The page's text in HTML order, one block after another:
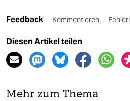
Feedback Kommentieren
Diesen Artikel teilen
Mehr zum Thema